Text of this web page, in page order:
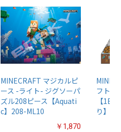
MINECRAFT マジカルピ
ース -ライト- ジグソーパ
ズル208ピース【Aquati
c】208-ML10
￥1,870
フト
【
り】